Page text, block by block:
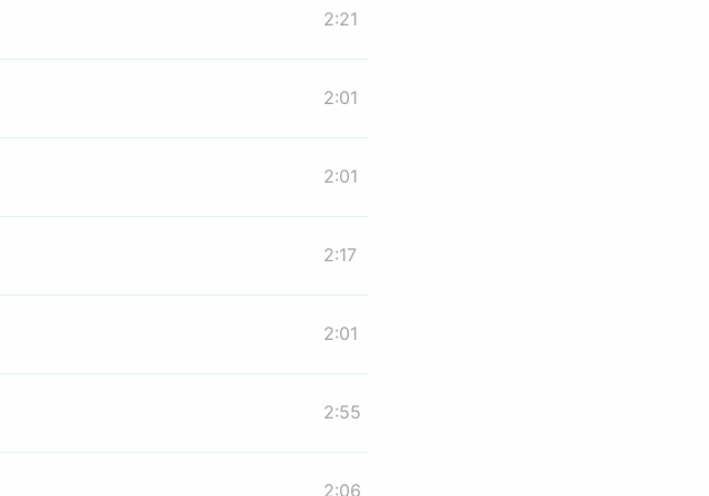
2:21
2:01
2:01
2:17
2:01
2:55
2:06